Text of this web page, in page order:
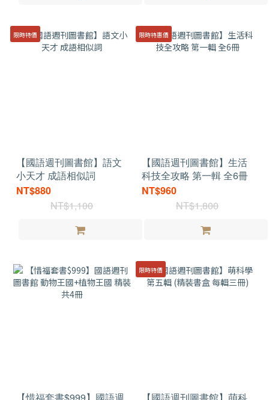
限時特價
【國語週刊圖書館】語文
小天才 成語相似詞
NT$880
NT$1,100
限時特惠價
【國語週刊圖書館】生活
科技全攻略 第一輯 全6冊
NT$960
NT$1,800
限時特價